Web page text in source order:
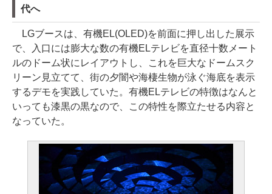
代へ
LGブースは、有機EL(OLED)を前面に押し出した展示
で、入口には膨大な数の有機ELテレビを直径十数メート
ルのドーム状にレイアウトし、これを巨大なドームスク
リーン見立てて、街の夕闇や海棲生物が泳ぐ海底を表示
するデモを実践していた。有機ELテレビの特徴はなんと
いっても漆黒の黒なので、この特性を際立たせる内容と
なっていた。